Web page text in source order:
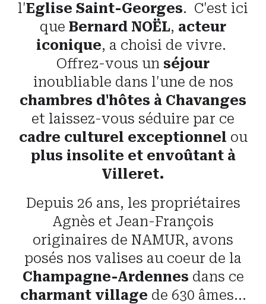
l'Eglise Saint-Georges. C'est ici
que Bernard NOËL, acteur
iconique, a choisi de vivre.
Offrez-vous un séjour
inoubliable dans l'une de nos
chambres d'hôtes à Chavanges
et laissez-vous séduire par ce
cadre culturel exceptionnel ou
plus insolite et envoûtant à
Villeret.
Depuis 26 ans, les propriétaires
Agnès et Jean-François
originaires de NAMUR, avons
posés nos valises au coeur de la
Champagne-Ardennes dans ce
charmant village de 630 âmes...